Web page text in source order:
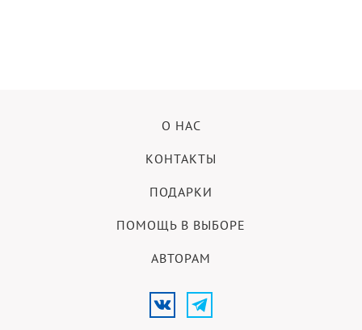
О НАС
КОНТАКТЫ
ПОДАРКИ
ПОМОЩЬ В ВЫБОРЕ
АВТОРАМ